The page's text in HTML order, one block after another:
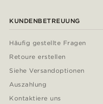
KUNDENBETREUUNG
Häufig gestellte Fragen
Retoure erstellen
Siehe Versandoptionen
Auszahlung
Kontaktiere uns